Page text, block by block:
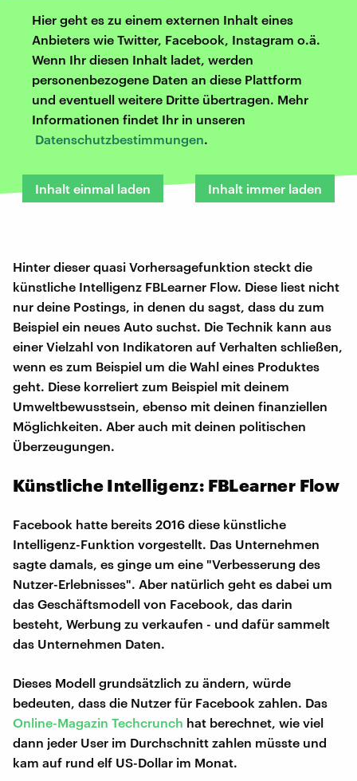
Hier geht es zu einem externen Inhalt eines
Anbieters wie Twitter, Facebook, Instagram o.ä.
Wenn Ihr diesen Inhalt ladet, werden
personenbezogene Daten an diese Plattform
und eventuell weitere Dritte übertragen. Mehr
Informationen findet Ihr in unseren
Datenschutzbestimmungen.
Inhalt einmal laden Inhalt immer laden
Hinter dieser quasi Vorhersagefunktion steckt die
künstliche Intelligenz FBLearner Flow. Diese liest nicht
nur deine Postings, in denen du sagst, dass du zum
Beispiel ein neues Auto suchst. Die Technik kann aus
einer Vielzahl von Indikatoren auf Verhalten schließen,
wenn es zum Beispiel um die Wahl eines Produktes
geht. Diese korreliert zum Beispiel mit deinem
Umweltbewusstsein, ebenso mit deinen finanziellen
Möglichkeiten. Aber auch mit deinen politischen
Überzeugungen.
Künstliche Intelligenz: FBLearner Flow
Facebook hatte bereits 2016 diese künstliche
Intelligenz-Funktion vorgestellt. Das Unternehmen
sagte damals, es ginge um eine "Verbesserung des
Nutzer-Erlebnisses". Aber natürlich geht es dabei um
das Geschäftsmodell von Facebook, das darin
besteht, Werbung zu verkaufen - und dafür sammelt
das Unternehmen Daten.
Dieses Modell grundsätzlich zu ändern, würde
bedeuten, dass die Nutzer für Facebook zahlen. Das
Online-Magazin Techcrunch hat berechnet, wie viel
dann jeder User im Durchschnitt zahlen müsste und
kam auf rund elf US-Dollar im Monat.